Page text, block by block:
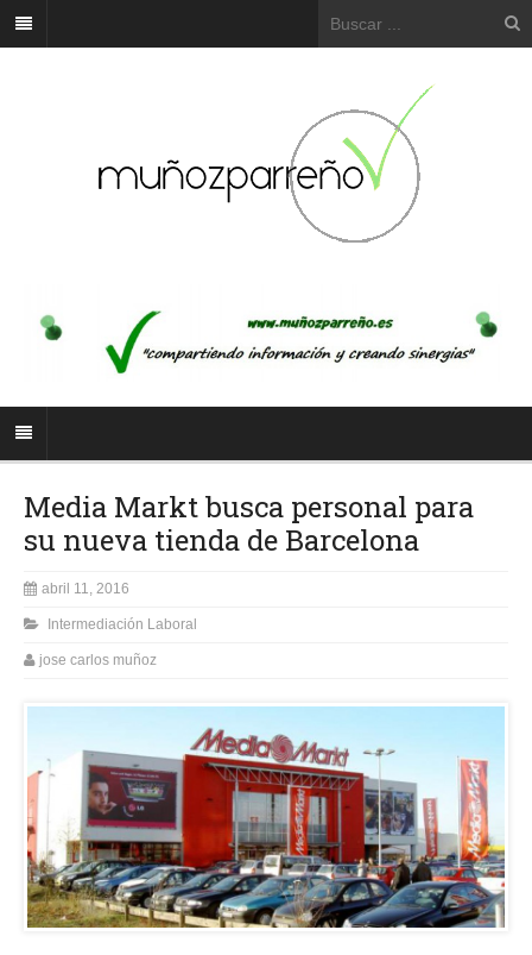
Media Markt busca personal para
su nueva tienda de Barcelona
abril 11, 2016
Intermediación Laboral
jose carlos muñoz